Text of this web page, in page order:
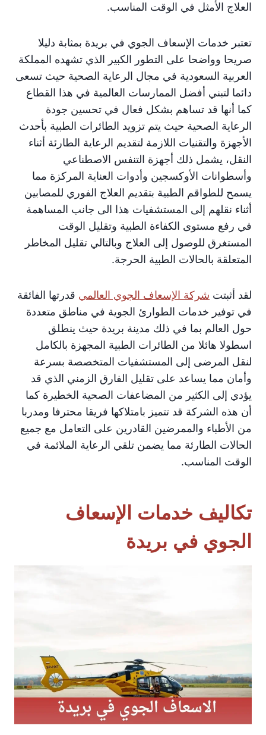
العلاج الأمثل في الوقت المناسب.
تعتبر خدمات الإسعاف الجوي في بريدة بمثابة دليلا
صريحا وواضحا على التطور الكبير الذي تشهده المملكة
العربية السعودية في مجال الرعاية الصحية حيث تسعى
دائما لتبني أفضل الممارسات العالمية في هذا القطاع
كما أنها قد تساهم بشكل فعال في تحسين جودة
الرعاية الصحية حيث يتم تزويد الطائرات الطبية بأحدث
الأجهزة والتقنيات اللازمة لتقديم الرعاية الطارئة أثناء
النقل، يشمل ذلك أجهزة التنفس الاصطناعي
وأسطوانات الأوكسجين وأدوات العناية المركزة مما
يسمح للطواقم الطبية بتقديم العلاج الفوري للمصابين
أثناء نقلهم إلى المستشفيات هذا الى جانب المساهمة
في رفع مستوى الكفاءة الطبية وتقليل الوقت
المستغرق للوصول إلى العلاج وبالتالي تقليل المخاطر
المتعلقة بالحالات الطبية الحرجة.
لقد أثبتت شركة الإسعاف الجوي العالمي قدرتها الفائقة
في توفير خدمات الطوارئ الجوية في مناطق متعددة
حول العالم بما في ذلك مدينة بريدة حيث ينطلق
اسطولا هائلا من الطائرات الطبية المجهزة بالكامل
لنقل المرضى إلى المستشفيات المتخصصة بسرعة
وأمان مما يساعد على تقليل الفارق الزمني الذي قد
يؤدي إلى الكثير من المضاعفات الصحية الخطيرة كما
أن هذه الشركة قد تتميز بامتلاكها فريقا محترفا ومدربا
من الأطباء والممرضين القادرين على التعامل مع جميع
الحالات الطارئة مما يضمن تلقي الرعاية الملائمة في
الوقت المناسب.
تكاليف خدمات الإسعاف
الجوي في بريدة